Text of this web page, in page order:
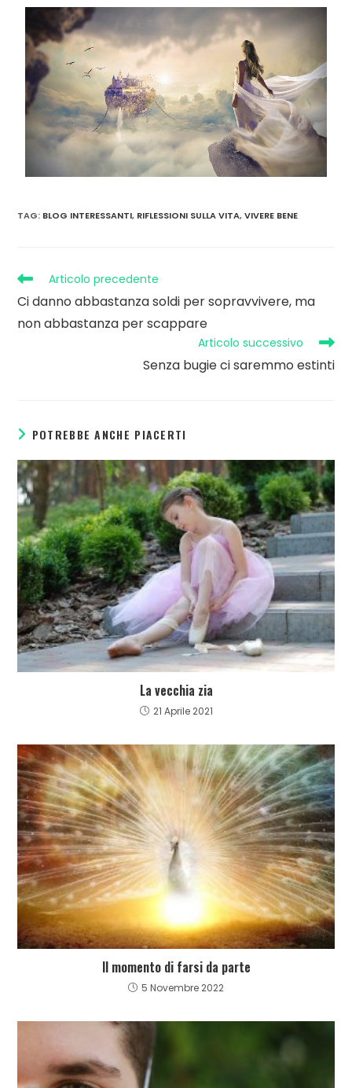
TAG: BLOG INTERESSANTI, RIFLESSIONI SULLA VITA, VIVERE BENE
Articolo precedente
Ci danno abbastanza soldi per sopravvivere, ma
non abbastanza per scappare
Articolo successivo
Senza bugie ci saremmo estinti
POTREBBE ANCHE PIACERTI
La vecchia zia
21 Aprile 2021
Il momento di farsi da parte
5 Novembre 2022